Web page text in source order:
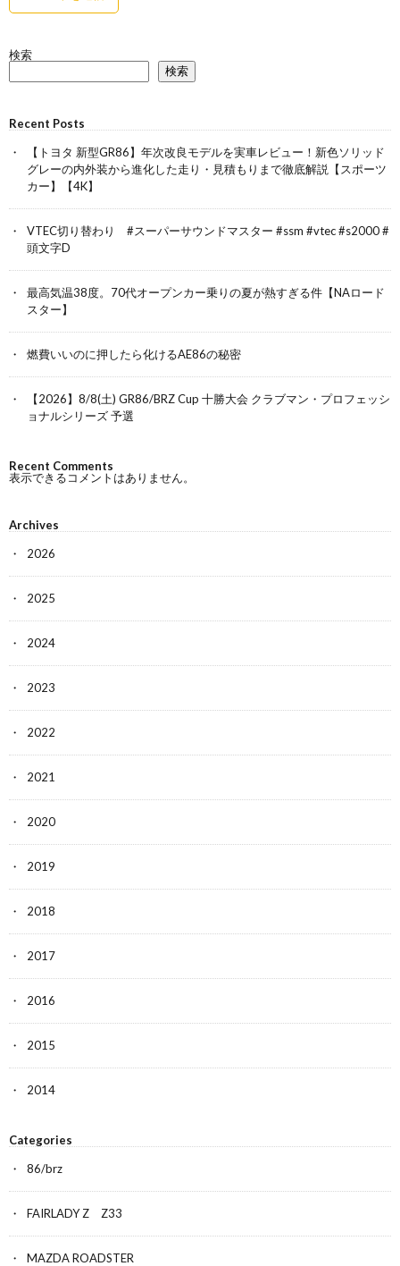
検索
検索
Recent Posts
【トヨタ 新型GR86】年次改良モデルを実車レビュー！新色ソリッド
グレーの内外装から進化した走り・見積もりまで徹底解説【スポーツ
カー】【4K】
VTEC切り替わり #スーパーサウンドマスター #ssm #vtec #s2000 #
頭文字D
最高気温38度。70代オープンカー乗りの夏が熱すぎる件【NAロード
スター】
燃費いいのに押したら化けるAE86の秘密
【2026】8/8(土) GR86/BRZ Cup 十勝大会 クラブマン・プロフェッシ
ョナルシリーズ 予選
Recent Comments
表示できるコメントはありません。
Archives
2026
2025
2024
2023
2022
2021
2020
2019
2018
2017
2016
2015
2014
Categories
86/brz
FAIRLADY Z Z33
MAZDA ROADSTER